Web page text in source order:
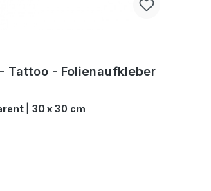
Tattoo - Folienaufkleber
30 x 30 cm